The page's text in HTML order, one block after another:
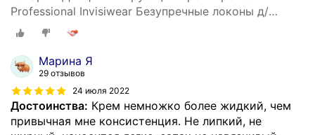
Professional Invisiwear Безупречные локоны д/
укладки кудрявых и волнистых волос, 150 мл
Марина Я
29 отзывов
24 июля 2022
Достоинства: Крем немножко более жидкий, чем
привычная мне консистенция. Не липкий, не